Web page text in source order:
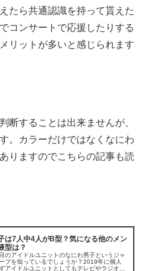
たら共通認識を持って貰えた
コンサートで応援したりする
リットが多いと感じられます
断することは出来ませんが、
。カラーだけではなくなにわ
りますのでこちらの記事も読
は7人中4人がB型？気になる他のメン
型は？
のアイドルユニットのなにわ男子というジャ
プを知っているでしょうか？2019年に個人
アイドルユニットとしてもテレビやラジオ番